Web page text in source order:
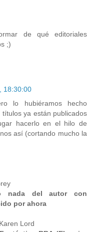
de qué editoriales
;)
18:30:00
lo hubiéramos hecho
ya están publicados
hacerlo en el hilo de
así (cortando mucho la
nada del autor con
por ahora
Lord